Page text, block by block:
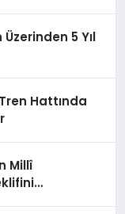
5 Yıl
Hattında
Millî